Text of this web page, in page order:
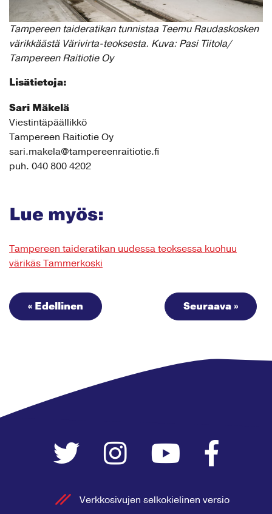
Tampereen taideratikan tunnistaa Teemu Raudaskosken
värikkäästä Värivirta-teoksesta. Kuva: Pasi Tiitola/
Tampereen Raitiotie Oy
Lisätietoja:
Sari Mäkelä
Viestintäpäällikkö
Tampereen Raitiotie Oy
sari.makela@tampereenraitiotie.fi
puh. 040 800 4202
Lue myös:
Tampereen taideratikan uudessa teoksessa kuohuu
värikäs Tammerkoski
Seuraava »
« Edellinen
Verkkosivujen selkokielinen versio